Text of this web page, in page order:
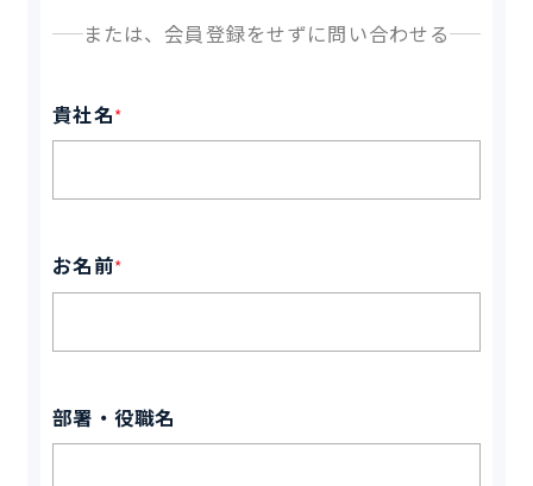
または、会員登録をせずに問い合わせる
貴社名*
お名前*
部署・役職名